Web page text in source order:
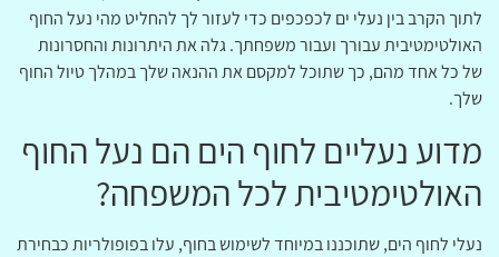
לתוך הקרב בין נעלי ים לכפכפים כדי לעזור לך להחליט מהי נעל החוף
האולטימטיבית עבורך ועבור משפחתך. גלה את היתרונות והחסרונות
של כל אחד מהם, כך שתוכל למקסם את ההנאה שלך במהלך טיול החוף
שלך.
מדוע נעליים לחוף הים הם נעל החוף
האולטימטיבית לכל המשפחה?
נעלי לחוף הים, שתוכננו במיוחד לשימוש בחוף, עלו בפופולריות כבחירת